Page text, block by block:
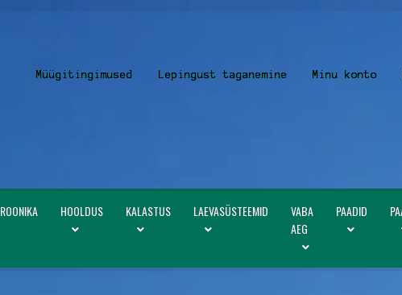
Müügitingimused Lepingust taganemine Minu konto
HOOLDUS KALASTUS LAEVASÜSTEEMID
VABA
AEG
PAADID